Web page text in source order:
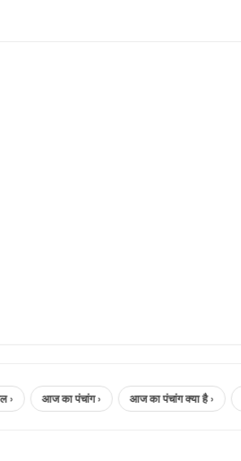
आज का पंचांग › आज का पंचांग क्या है › aaj ka